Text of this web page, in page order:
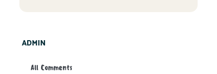
ADMIN
All Comments